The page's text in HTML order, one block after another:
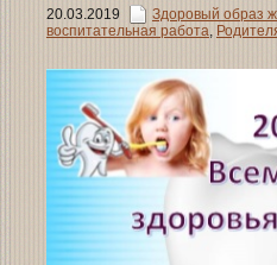
20.03.2019 Здоровый образ
воспитательная работа,